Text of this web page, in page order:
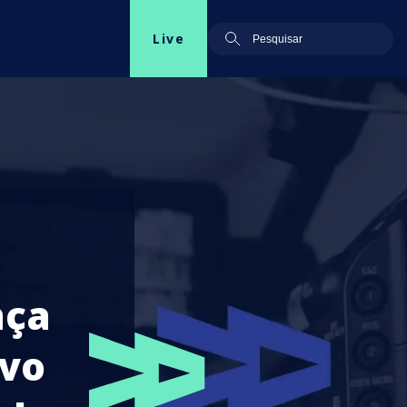
Live